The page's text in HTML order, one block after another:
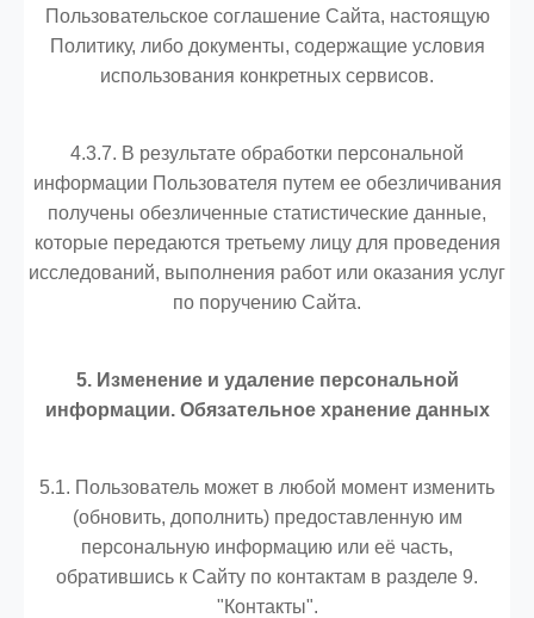
Пользовательское соглашение Сайта, настоящую
Политику, либо документы, содержащие условия
использования конкретных сервисов.
4.3.7. В результате обработки персональной
информации Пользователя путем ее обезличивания
получены обезличенные статистические данные,
которые передаются третьему лицу для проведения
исследований, выполнения работ или оказания услуг
по поручению Сайта.
5. Изменение и удаление персональной
информации. Обязательное хранение данных
5.1. Пользователь может в любой момент изменить
(обновить, дополнить) предоставленную им
персональную информацию или её часть,
обратившись к Сайту по контактам в разделе 9.
"Контакты".